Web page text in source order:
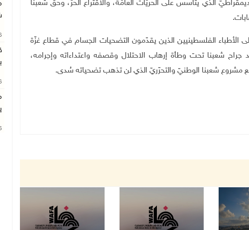
الذي يتأسس على الحريّات العامّة، والاقتراع الحرّ، وحقّ شعبنا
.
الأطباء الفلسطينيين الذين يقدّمون التضحيات الجسام في قطاع غزّة
شعبنا تحت وطأة إرهاب الاحتلال وقصفه واعتداءاته وإجرامه،
مشروع شعبنا الوطنيّ والتحرّريّ الذي لن تذهب تضحياته سُدى.